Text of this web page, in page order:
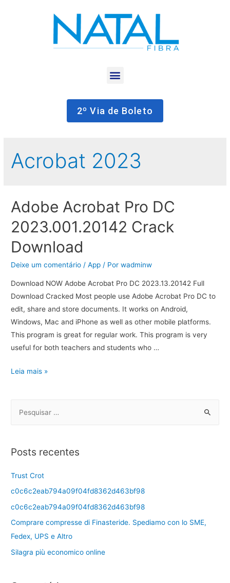
2º Via de Boleto
Acrobat 2023
Adobe Acrobat Pro DC
2023.001.20142 Crack
Download
Deixe um comentário /App / Porwadminw
Download NOW Adobe Acrobat Pro DC 2023.13.20142 Full
Download Cracked Most people use Adobe Acrobat Pro DC to
edit, share and store documents. It works on Android,
Windows, Mac and iPhone as well as other mobile platforms.
This program is great for regular work. This program is very
useful for both teachers and students who …
Leia mais »
Posts recentes
Trust Crot
c0c6c2eab794a09f04fd8362d463bf98
c0c6c2eab794a09f04fd8362d463bf98
Comprare compresse di Finasteride. Spediamo con lo SME,
Fedex, UPS e Altro
Silagra più economico online